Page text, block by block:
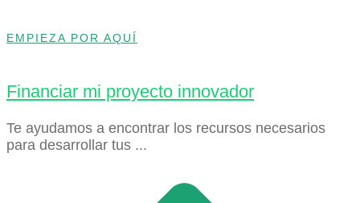
EMPIEZA POR AQUÍ
Financiar mi proyecto innovador
Te ayudamos a encontrar los recursos necesarios
para desarrollar tus ...